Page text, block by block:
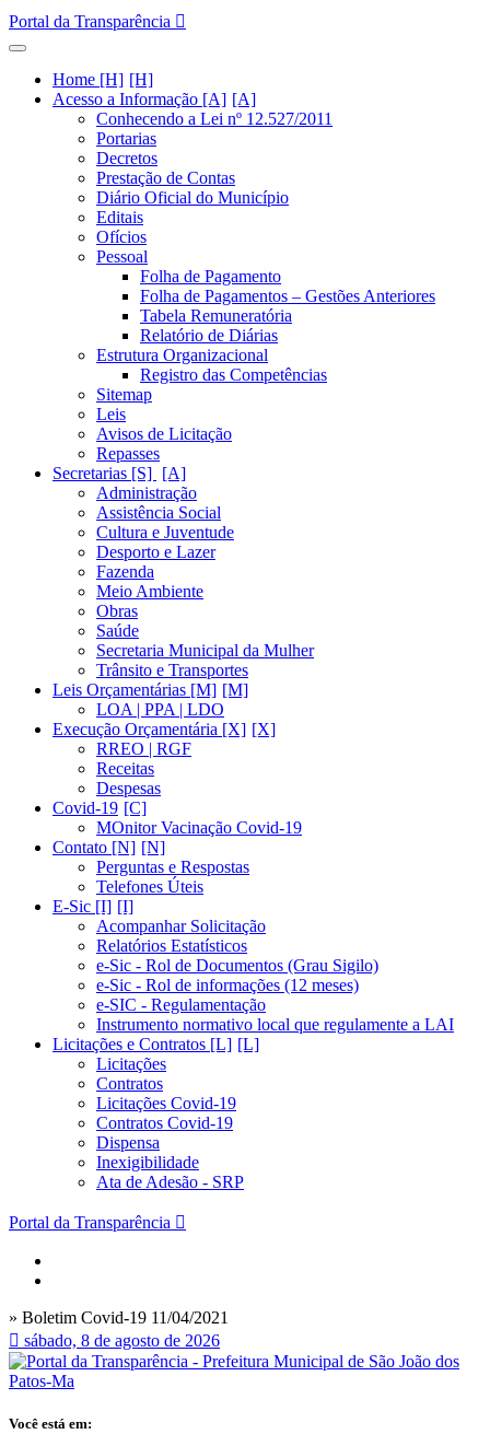
Portal da Transparência
Home [H]
Acesso a Informação [A]
Conhecendo a Lei nº 12.527/2011
Portarias
Decretos
Prestação de Contas
Diário Oficial do Município
Editais
Ofícios
Pessoal
Folha de Pagamento
Folha de Pagamentos – Gestões Anteriores
Tabela Remuneratória
Relatório de Diárias
Estrutura Organizacional
Registro das Competências
Sitemap
Leis
Avisos de Licitação
Repasses
Secretarias [S]
Administração
Assistência Social
Cultura e Juventude
Desporto e Lazer
Fazenda
Meio Ambiente
Obras
Saúde
Secretaria Municipal da Mulher
Trânsito e Transportes
Leis Orçamentárias [M]
LOA | PPA | LDO
Execução Orçamentária [X]
RREO | RGF
Receitas
Despesas
Covid-19
MOnitor Vacinação Covid-19
Contato [N]
Perguntas e Respostas
Telefones Úteis
E-Sic [I]
Acompanhar Solicitação
Relatórios Estatísticos
e-Sic - Rol de Documentos (Grau Sigilo)
e-Sic - Rol de informações (12 meses)
e-SIC - Regulamentação
Instrumento normativo local que regulamente a LAI
Licitações e Contratos [L]
Licitações
Contratos
Licitações Covid-19
Contratos Covid-19
Dispensa
Inexigibilidade
Ata de Adesão - SRP
Portal da Transparência
» Boletim Covid-19 11/04/2021
sábado, 8 de agosto de 2026
Você está em: